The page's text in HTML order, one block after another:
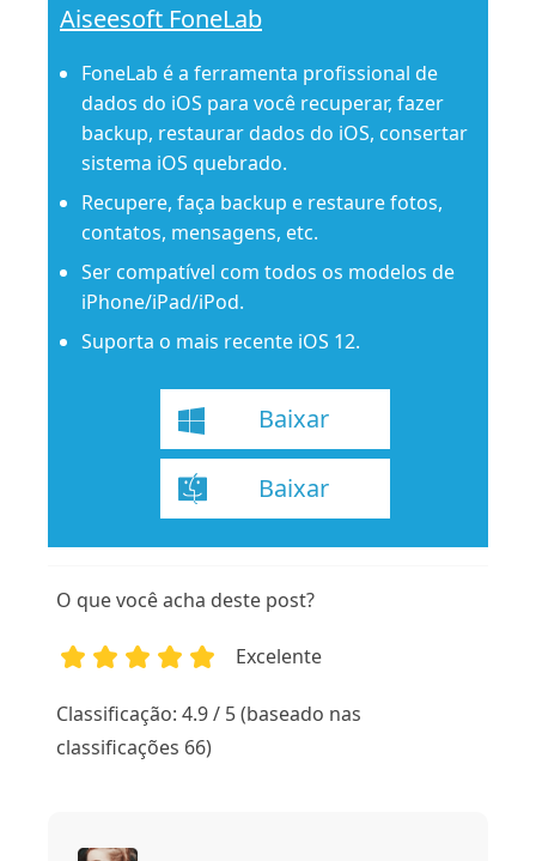
Aiseesoft FoneLab
FoneLab é a ferramenta profissional de
dados do iOS para você recuperar, fazer
backup, restaurar dados do iOS, consertar
sistema iOS quebrado.
Recupere, faça backup e restaure fotos,
contatos, mensagens, etc.
Ser compatível com todos os modelos de
iPhone/iPad/iPod.
Suporta o mais recente iOS 12.
Baixar
Baixar
O que você acha deste post?
Excelente
Classificação: 4.9 / 5 (baseado nas
classificações 66)